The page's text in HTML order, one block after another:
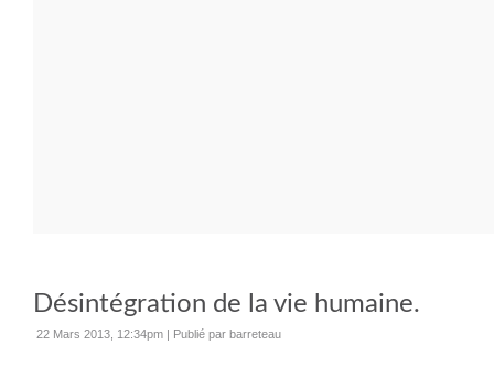
Désintégration de la vie humaine.
22 Mars 2013, 12:34pm | Publié par barreteau